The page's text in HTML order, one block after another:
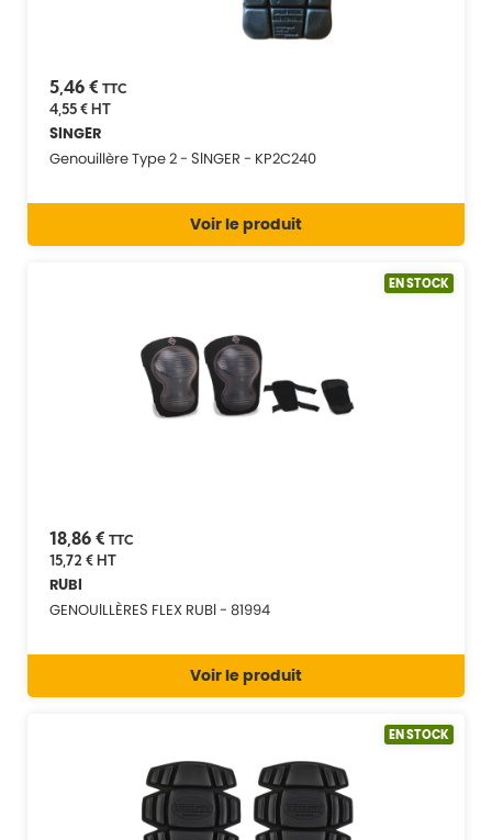
5,46 € TTC
4,55 €HT
SINGER
Genouillère Type 2 - SINGER - KP2C240
Voir le produit
EN STOCK
18,86 € TTC
15,72 €HT
RUBI
GENOUILLÈRES FLEX RUBI - 81994
Voir le produit
EN STOCK